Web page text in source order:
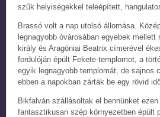
szűk helyiségekkel teleépített,
Brassó volt a nap utolsó állomása.
legnagyobb óvárosában egyebek
király és Aragóniai Beatrix címerével
fordulóján épült Fekete-templomot, a
egyik legnagyobb templomát, de sajnos
ebben a napokban zárták be egy rövid
Bikfalván szállásoltak el bennünket
fantasztikusan szép környezetben épült